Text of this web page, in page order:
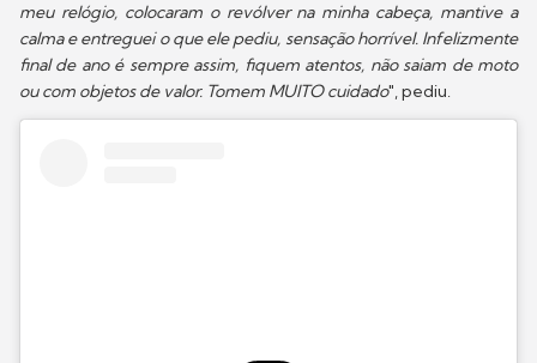
meu relógio, colocaram o revólver na minha cabeça, mantive a
calma e entreguei o que ele pediu, sensação horrível. Infelizmente
final de ano é sempre assim, fiquem atentos, não saiam de moto
ou com objetos de valor. Tomem MUITO cuidado", pediu.